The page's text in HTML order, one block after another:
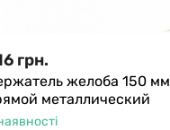
грн.
желоба 150 мм
металлический